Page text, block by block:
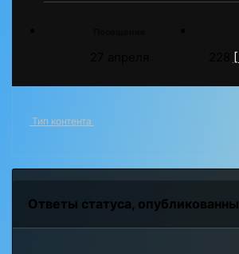
Тип контента
Ответы статуса,